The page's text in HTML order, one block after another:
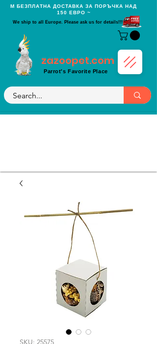
Μ БЕЗПЛАТНА ДОСТАВКА ЗА ПОРЪЧКА НАД
150 ЕВРО ~
We ship to all Europe. Please ask us for details!!!
zazoopet.com
Parrot's Favorite Place
SKU: 25575